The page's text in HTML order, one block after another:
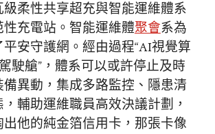
柔性共享超充與智能運維體系
充電站。智能運維體聚會系為
安守護網。經由過程“AI視覺算
駛艙”，體系可以或許停止及時
異動，集成多路監控、隱患清
輔助運維職員高效決議計劃，
他的純金箔信用卡，那張卡像